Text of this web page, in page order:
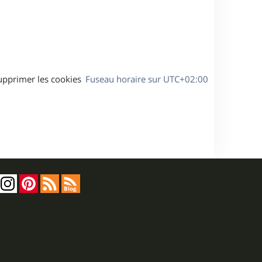
Fuseau horaire sur UTC+02:00
les cookies